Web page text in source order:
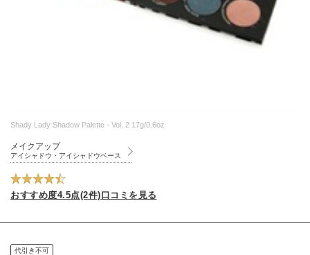
Shady Lady Shadow Palette - Vol. 2 17g/0.6oz
メイクアップ
アイシャドウ・アイシャドウベース
おすすめ度4.5点(2件)口コミを見る
代引き不可